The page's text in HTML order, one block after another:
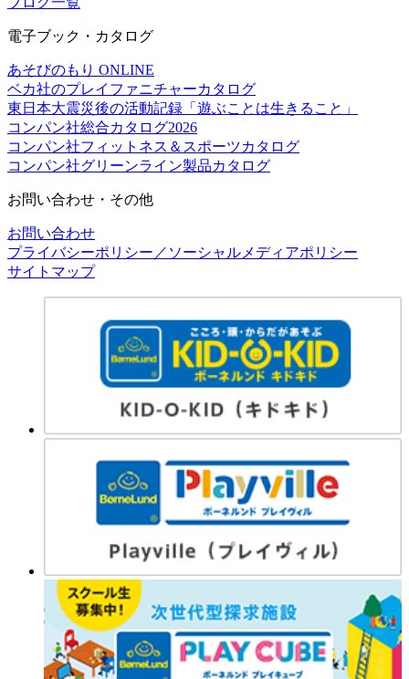
電子ブック・カタログ
あそびのもり ONLINE
ベカ社のプレイファニチャーカタログ
東日本大震災後の活動記録「遊ぶことは生きること」
コンパン社総合カタログ2026
コンパン社フィットネス＆スポーツカタログ
コンパン社グリーンライン製品カタログ
お問い合わせ・その他
お問い合わせ
プライバシーポリシー／ソーシャルメディアポリシー
サイトマップ